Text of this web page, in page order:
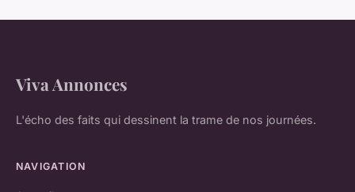
Viva Annonces
L'écho des faits qui dessinent la trame de nos journées.
NAVIGATION